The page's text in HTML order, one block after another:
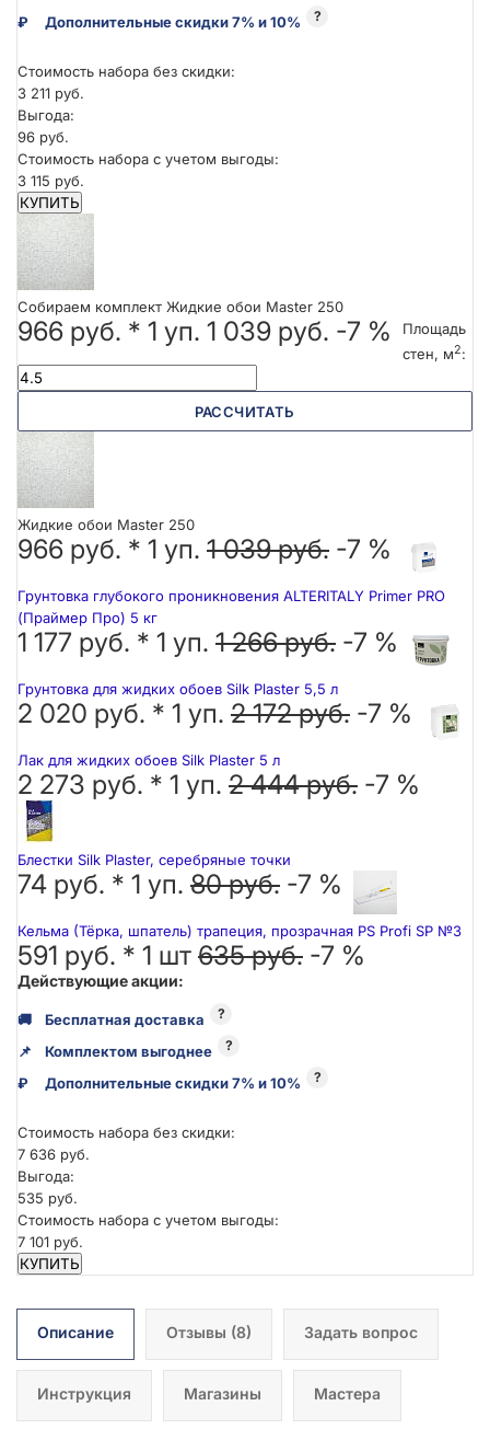
₽ Дополнительные скидки 7% и 10% ?
Стоимость набора без скидки:
3 211 руб.
Выгода:
96 руб.
Стоимость набора с учетом выгоды:
3 115 руб.
КУПИТЬ
Собираем комплект Жидкие обои Master 250
966 руб. * 1 уп. 1 039 руб. -7 %
Площадь
стен, м2:
РАССЧИТАТЬ
Жидкие обои Master 250
966 руб. * 1 уп. 1 039 руб. -7 %
Грунтовка глубокого проникновения ALTERITALY Primer PRO
(Праймер Про) 5 кг
1 177 руб. * 1 уп. 1 266 руб. -7 %
Грунтовка для жидких обоев Silk Plaster 5,5 л
2 020 руб. * 1 уп. 2 172 руб. -7 %
Лак для жидких обоев Silk Plaster 5 л
2 273 руб. * 1 уп. 2 444 руб. -7 %
Блестки Silk Plaster, серебряные точки
74 руб. * 1 уп. 80 руб. -7 %
Кельма (Тёрка, шпатель) трапеция, прозрачная PS Profi SP №3
591 руб. * 1 шт 635 руб. -7 %
Действующие акции:
🚚 Бесплатная доставка ?
📌 Комплектом выгоднее ?
₽ Дополнительные скидки 7% и 10% ?
Стоимость набора без скидки:
7 636 руб.
Выгода:
535 руб.
Стоимость набора с учетом выгоды:
7 101 руб.
КУПИТЬ
Описание Отзывы (8) Задать вопрос
Инструкция Магазины Мастера